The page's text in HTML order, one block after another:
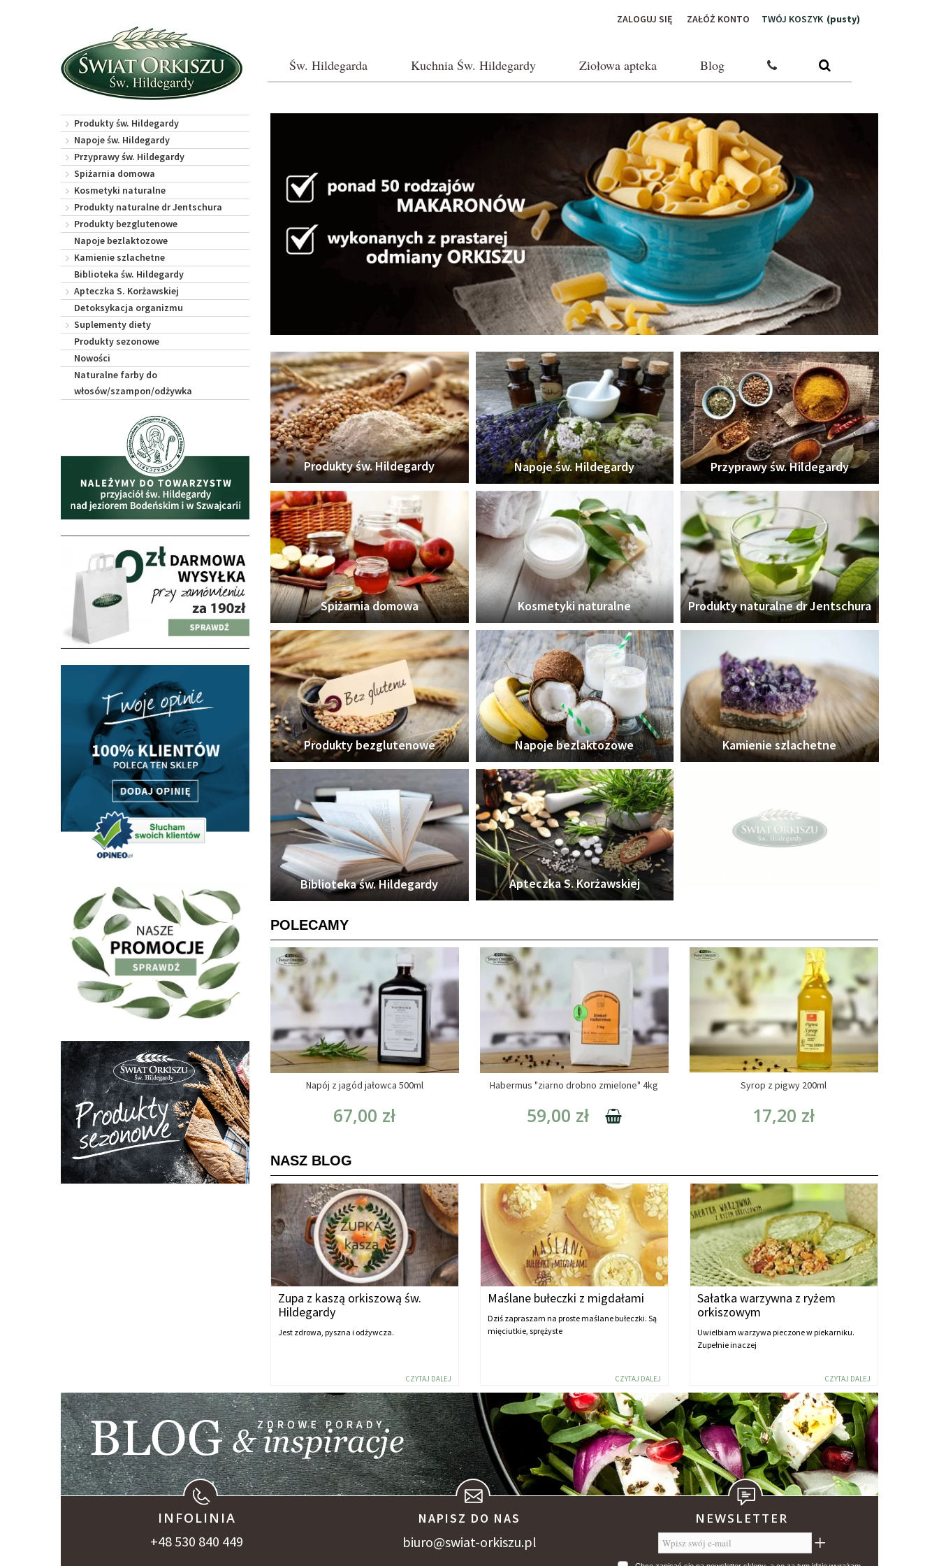
TWÓJ KOSZYK (pusty)
ZALOGUJ SIĘ ZAŁÓŻ KONTO
Św. Hildegarda Kuchnia Św. Hildegardy Ziołowa apteka Blog
Produkty św. Hildegardy
Napoje św. Hildegardy
Przyprawy św. Hildegardy
Spiżarnia domowa
Kosmetyki naturalne
Produkty naturalne dr Jentschura
Produkty bezglutenowe
Napoje bezlaktozowe
Kamienie szlachetne
Biblioteka św. Hildegardy
Apteczka S. Korżawskiej
Detoksykacja organizmu
Suplementy diety
Produkty sezonowe
Nowości
Naturalne farby do
włosów/szampon/odżywka
Produkty św. Hildegardy Napoje św. Hildegardy Przyprawy św. Hildegardy
Spiżarnia domowa Kosmetyki naturalne Produkty naturalne dr Jentschura
Produkty bezglutenowe Napoje bezlaktozowe Kamienie szlachetne
Biblioteka św. Hildegardy Apteczka S. Korżawskiej
POLECAMY
Napój z jagód jałowca 500ml
67,00 zł
Habermus "ziarno drobno zmielone" 4kg
59,00 zł
Syrop z pigwy 200ml
17,20 zł
NASZ BLOG
Zupa z kaszą orkiszową św.
Hildegardy
Jest zdrowa, pyszna i odżywcza.
CZYTAJ DALEJ
Maślane bułeczki z migdałami
Dziś zapraszam na proste maślane bułeczki. Są
mięciutkie, sprężyste
CZYTAJ DALEJ
Sałatka warzywna z ryżem
orkiszowym
Uwielbiam warzywa pieczone w piekarniku.
Zupełnie inaczej
CZYTAJ DALEJ
INFOLINIA
+48 530 840 449
NAPISZ DO NAS
biuro@swiat-orkiszu.pl
NEWSLETTER